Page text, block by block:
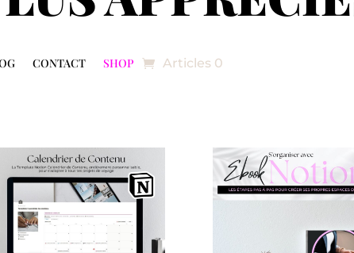
CONTACT SHOP Articles 0